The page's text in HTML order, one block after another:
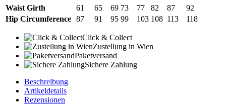
Waist Girth
61 65 69 73 77 82 87
92
Hip Circumference 87 91 95 99 103 108 113 118
Click & Collect
Zustellung in Wien
Paketversand
Sichere Zahlung
Beschreibung
Artikeldetails
Rezensionen